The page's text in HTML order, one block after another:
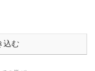
込む